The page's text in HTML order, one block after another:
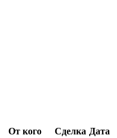
От кого Сделка Дата